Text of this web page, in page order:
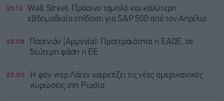
23:12
Wall Street: Πράσινο ταμπλό και καλύτερη
εβδομαδιαία επίδοση για S&P 500 από τον Απρίλιο
23:08
Πασινιάν (Αρμενία): Προτεραιότητα η ΕΑΟΕ, σε
δεύτερη φάση η ΕΕ
23:00
Η φον ντερ Λάιεν χαιρετίζει τις νέες αμερικανικές
κυρώσεις στη Ρωσία